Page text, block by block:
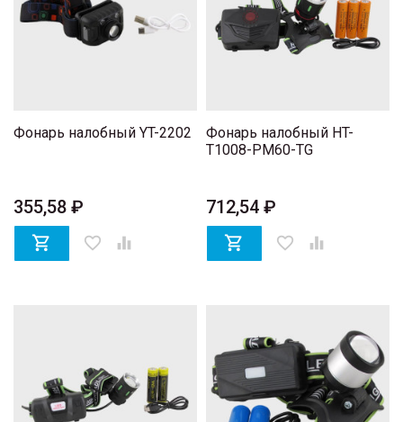
Фонарь налобный YT-2202
355,58 ₽
 favorite_border 
Фонарь налобный HT-
T1008-PM60-TG
712,54 ₽
 favorite_border 